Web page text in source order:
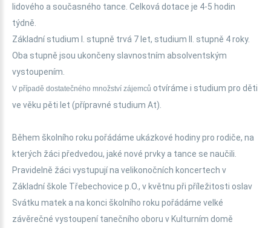
lidového a současného tance. Celková dotace je 4-5 hodin
týdně.
Základní studium I. stupně trvá 7 let, studium II. stupně 4 roky.
Oba stupně jsou ukončeny slavnostním absolventským
vystoupením.
V případě dostatečného množství zájemců otvíráme i studium pro děti
ve věku pěti let (přípravné studium At).
Během školního roku pořádáme ukázkové hodiny pro rodiče, na
kterých žáci předvedou, jaké nové prvky a tance se naučili.
Pravidelně žáci vystupují na velikonočních koncertech v
Základní škole Třebechovice p.O., v květnu při příležitosti oslav
Svátku matek a na konci školního roku pořádáme velké
závěrečné vystoupení tanečního oboru v Kulturním domě